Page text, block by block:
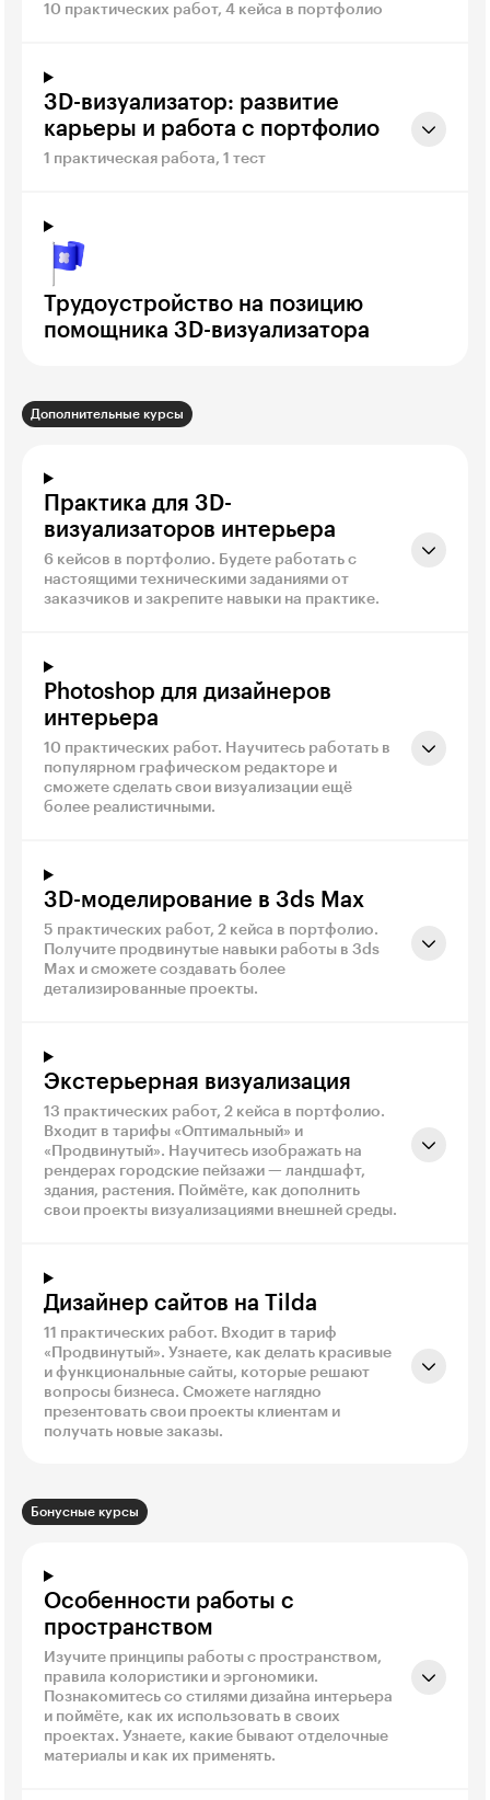
10 практических работ, 4 кейса в портфолио
3D-визуализатор: развитие
карьеры и работа с портфолио
1 практическая работа, 1 тест
Трудоустройство на позицию
помощника 3D-визуализатора
Дополнительные курсы
Практика для 3D-
визуализаторов интерьера
6 кейсов в портфолио. Будете работать с
настоящими техническими заданиями от
заказчиков и закрепите навыки на практике.
Photoshop для дизайнеров
интерьера
10 практических работ. Научитесь работать в
популярном графическом редакторе и
сможете сделать свои визуализации ещё
более реалистичными.
3D-моделирование в 3ds Max
5 практических работ, 2 кейса в портфолио.
Получите продвинутые навыки работы в 3ds
Max и сможете создавать более
детализированные проекты.
Экстерьерная визуализация
13 практических работ, 2 кейса в портфолио.
Входит в тарифы «Оптимальный» и
«Продвинутый». Научитесь изображать на
рендерах городские пейзажи — ландшафт,
здания, растения. Поймёте, как дополнить
свои проекты визуализациями внешней среды.
Дизайнер сайтов на Tilda
11 практических работ. Входит в тариф
«Продвинутый». Узнаете, как делать красивые
и функциональные сайты, которые решают
вопросы бизнеса. Сможете наглядно
презентовать свои проекты клиентам и
получать новые заказы.
Бонусные курсы
Особенности работы с
пространством
Изучите принципы работы с пространством,
правила колористики и эргономики.
Познакомитесь со стилями дизайна интерьера
и поймёте, как их использовать в своих
проектах. Узнаете, какие бывают отделочные
материалы и как их применять.